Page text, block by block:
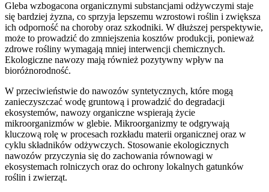
Gleba wzbogacona organicznymi substancjami odżywczymi staje
się bardziej żyzna, co sprzyja lepszemu wzrostowi roślin i zwiększa
ich odporność na choroby oraz szkodniki. W dłuższej perspektywie,
może to prowadzić do zmniejszenia kosztów produkcji, ponieważ
zdrowe rośliny wymagają mniej interwencji chemicznych.
Ekologiczne nawozy mają również pozytywny wpływ na
bioróżnorodność.
W przeciwieństwie do nawozów syntetycznych, które mogą
zanieczyszczać wodę gruntową i prowadzić do degradacji
ekosystemów, nawozy organiczne wspierają życie
mikroorganizmów w glebie. Mikroorganizmy te odgrywają
kluczową rolę w procesach rozkładu materii organicznej oraz w
cyklu składników odżywczych. Stosowanie ekologicznych
nawozów przyczynia się do zachowania równowagi w
ekosystemach rolniczych oraz do ochrony lokalnych gatunków
roślin i zwierząt.